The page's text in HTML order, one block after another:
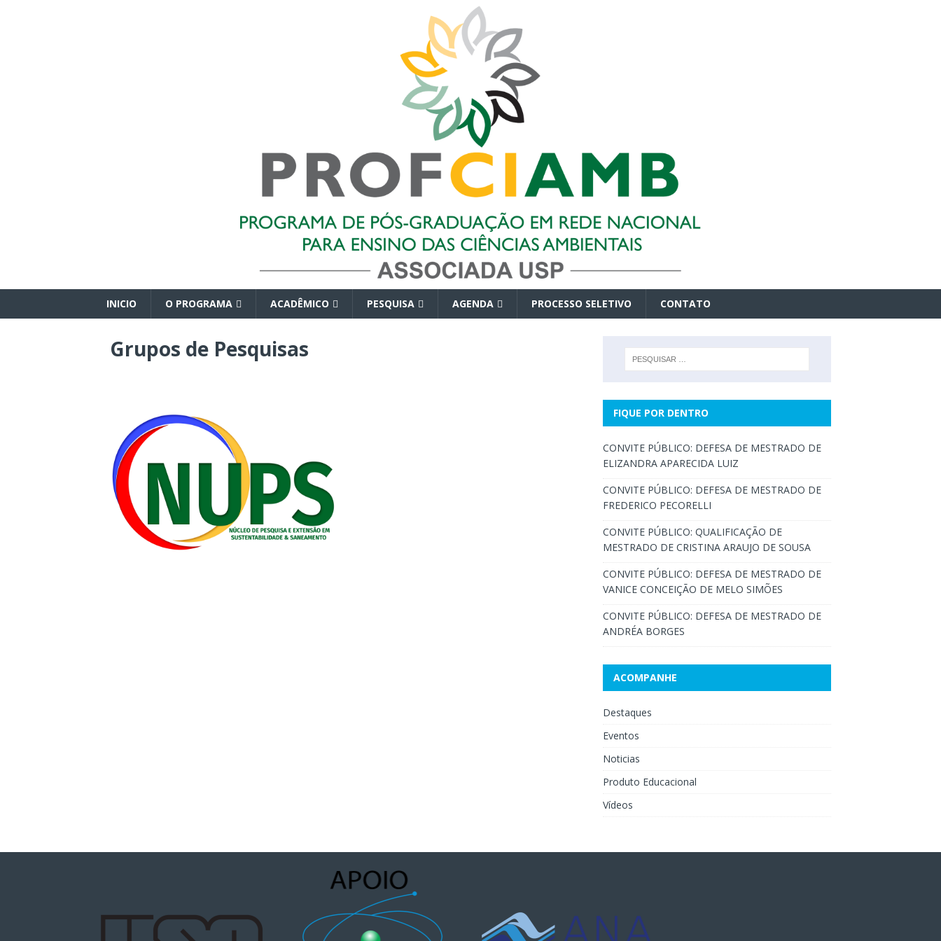
INICIO O PROGRAMA ACADÊMICO PESQUISA AGENDA PROCESSO SELETIVO CONTATO
Grupos de Pesquisas
FIQUE POR DENTRO
CONVITE PÚBLICO: DEFESA DE MESTRADO DE
ELIZANDRA APARECIDA LUIZ
CONVITE PÚBLICO: DEFESA DE MESTRADO DE
FREDERICO PECORELLI
CONVITE PÚBLICO: QUALIFICAÇÃO DE
MESTRADO DE CRISTINA ARAUJO DE SOUSA
CONVITE PÚBLICO: DEFESA DE MESTRADO DE
VANICE CONCEIÇÃO DE MELO SIMÕES
CONVITE PÚBLICO: DEFESA DE MESTRADO DE
ANDRÉA BORGES
ACOMPANHE
Destaques
Eventos
Noticias
Produto Educacional
Vídeos